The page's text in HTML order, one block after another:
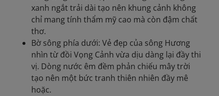
xanh ngắt trải dài tạo nên khung cảnh không
chỉ mang tính thẩm mỹ cao mà còn đậm chất
thơ.
Bờ sông phía dưới: Vẻ đẹp của sông Hương
nhìn từ đồi Vọng Cảnh vừa dịu dàng lại đầy thi
vị. Dòng nước êm đềm phản chiếu mây trời
tạo nên một bức tranh thiên nhiên đầy mê
hoặc.